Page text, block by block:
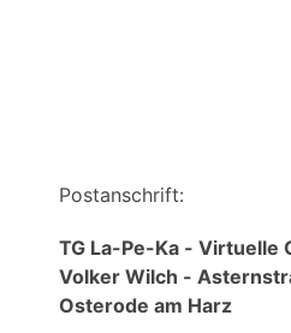
Postanschrift:
TG La-Pe-Ka - Virtuelle
Volker Wilch -
Osterode am Harz